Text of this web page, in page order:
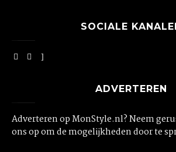
SOCIALE
ADVERTEREN
Adverteren op MonStyle.nl? Neem
ons op om de mogelijkheden door te